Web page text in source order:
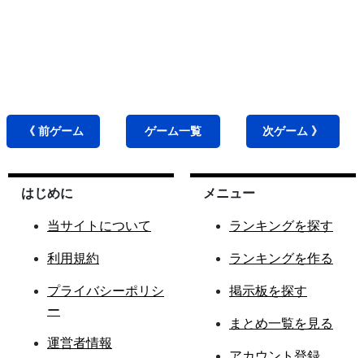
《 前ゲーム ゲーム一覧 次ゲーム 》
はじめに
当サイトについて
利用規約
プライバシーポリシ
ー
運営者情報
メニュー
ランキングを探す
ランキングを作る
掲示板を探す
まとめ一覧を見る